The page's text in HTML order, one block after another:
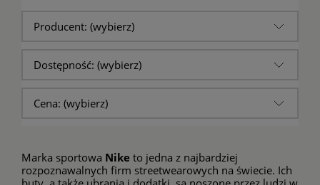
Producent: (wybierz)
Dostępność: (wybierz)
Cena: (wybierz)
Marka sportowa Nike to jedna z najbardziej
rozpoznawalnych firm streetwearowych na świecie. Ich